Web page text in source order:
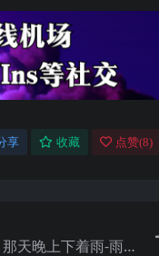
享 收藏 点赞(8)
天晚上下着雨-雨